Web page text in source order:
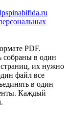
PDF.
в один
их нужно
файл все
в один
Каждый